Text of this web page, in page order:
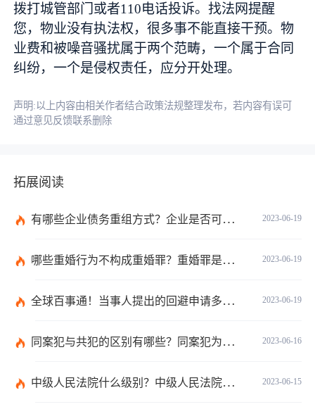
拨打城管部门或者110电话投诉。找法网提醒
您，物业没有执法权，很多事不能直接干预。物
业费和被噪音骚扰属于两个范畴，一个属于合同
纠纷，一个是侵权责任，应分开处理。
声明:以上内容由相关作者结合政策法规整理发布，若内容有误可
通过意见反馈联系删除
拓展阅读
2023-06-19
有哪些企业债务重组方式？企业是否可以债务重组？
2023-06-19
哪些重婚行为不构成重婚罪？重婚罪是一种什么表现？
2023-06-19
全球百事通！当事人提出的回避申请多久之内有回复？如何收集交通事故中证据？
2023-06-16
同案犯与共犯的区别有哪些？同案犯为什么需要另案处理？
2023-06-15
中级人民法院什么级别？中级人民法院管辖范围_焦点速讯